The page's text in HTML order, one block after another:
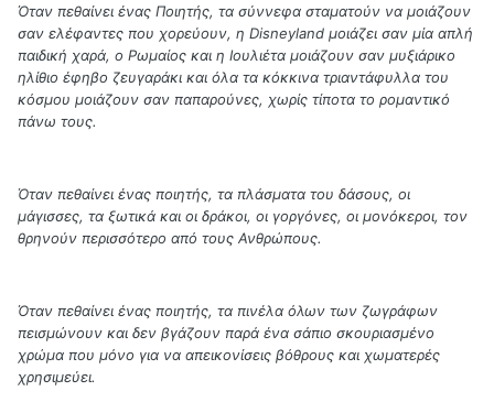
Όταν πεθαίνει ένας Ποιητής, τα σύννεφα σταματούν να μοιάζουν
σαν ελέφαντες που χορεύουν, η Disneyland μοιάζει σαν μία απλή
παιδική χαρά, ο Ρωμαίος και η Ιουλιέτα μοιάζουν σαν μυξιάρικο
ηλίθιο έφηβο ζευγαράκι και όλα τα κόκκινα τριαντάφυλλα του
κόσμου μοιάζουν σαν παπαρούνες, χωρίς τίποτα το ρομαντικό
πάνω τους.
Όταν πεθαίνει ένας ποιητής, τα πλάσματα του δάσους, οι
μάγισσες, τα ξωτικά και οι δράκοι, οι γοργόνες, οι μονόκεροι, τον
θρηνούν περισσότερο από τους Ανθρώπους.
Όταν πεθαίνει ένας ποιητής, τα πινέλα όλων των ζωγράφων
πεισμώνουν και δεν βγάζουν παρά ένα σάπιο σκουριασμένο
χρώμα που μόνο για να απεικονίσεις βόθρους και χωματερές
χρησιμεύει.